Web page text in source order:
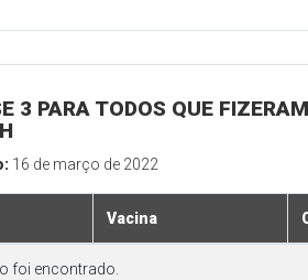
3 PARA TODOS QUE
16 de março de 2022
Vacina
foi encontrado.